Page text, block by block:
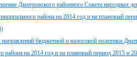
Дмитровского районного Совета народных
района на 2014 год и на плановый
бюджетной и налоговой политики
района на 2014 год и на плановый период 2015 и